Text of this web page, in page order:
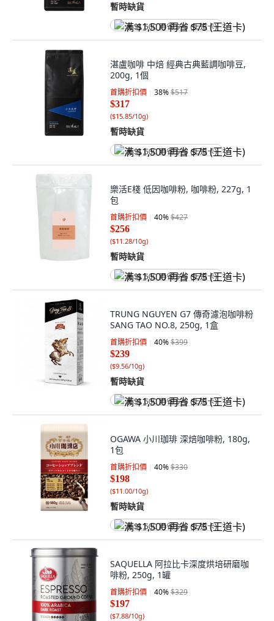
暫時缺貨
满 $1,500 再省 $75 (王道卡)
湛盧咖啡 中焙 經典古典藍調咖啡豆,
200g, 1個
首購折扣價 38%$517
$317
($15.85/10g)
暫時缺貨
满 $1,500 再省 $75 (王道卡)
樂活E棧 低因咖啡粉, 咖啡粉, 227g, 1
包
首購折扣價 40%$427
$256
($11.28/10g)
暫時缺貨
满 $1,500 再省 $75 (王道卡)
TRUNG NGUYEN G7 傳奇濾泡咖啡粉
SANG TAO NO.8, 250g, 1盒
首購折扣價 40%$399
$239
($9.56/10g)
暫時缺貨
满 $1,500 再省 $75 (王道卡)
OGAWA 小川珈琲 深焙咖啡粉, 180g,
1包
首購折扣價 40%$330
$198
($11.00/10g)
暫時缺貨
满 $1,500 再省 $75 (王道卡)
SAQUELLA 阿拉比卡深度烘培研磨咖
啡粉, 250g, 1罐
首購折扣價 40%$329
$197
($7.88/10g)